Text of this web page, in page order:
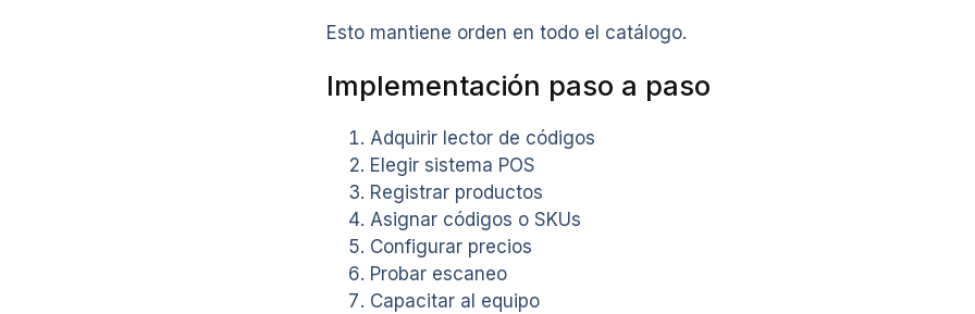
Esto mantiene orden en todo el catálogo.
Implementación paso a paso
Adquirir lector de códigos
Elegir sistema POS
Registrar productos
Asignar códigos o SKUs
Configurar precios
Probar escaneo
Capacitar al equipo